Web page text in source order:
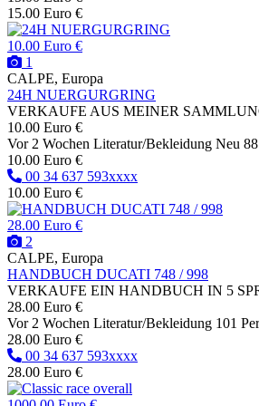
15.00 Euro €
10.00 Euro €
1
CALPE, Europa
24H NUERGURGRING
VERKAUFE AUS MEINER
10.00 Euro €
Vor 2 Wochen Literatur/Bekleidung Neu
10.00 Euro €
00 34 637 593xxxx
10.00 Euro €
28.00 Euro €
2
CALPE, Europa
HANDBUCH DUCATI 748 / 998
VERKAUFE EIN HANDBUCH IN 5
28.00 Euro €
Vor 2 Wochen Literatur/Bekleidung 101
28.00 Euro €
00 34 637 593xxxx
28.00 Euro €